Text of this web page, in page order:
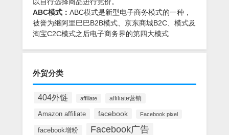
ABC模式： ABC模式是新型电子商务模式的一种，
被誉为继阿里巴巴B2B模式、京东商城B2C、模式及
淘宝C2C模式之后电子商务界的第四大模式
外贸分类
404外链 affiliate affiliate营销
Amazon affiliate facebook Facebook pixel
facebook增粉 Facebook广告